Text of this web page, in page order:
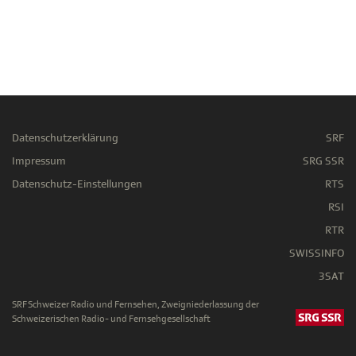
Datenschutzerklärung
Impressum
Datenschutz-Einstellungen
SRF
SRG SSR
RTS
RSI
RTR
SWISSINFO
3SAT
SRF Schweizer Radio und Fernsehen, Zweigniederlassung der
Schweizerischen Radio- und Fernsehgesellschaft